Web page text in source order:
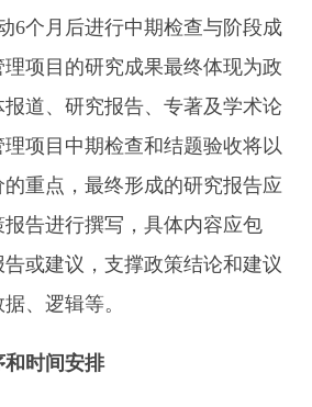
6个月后进行中期检查与阶段成
项目的研究成果最终体现为政
道、研究报告、专著及学术论
项目中期检查和结题验收将以
重点，最终形成的研究报告应
报告进行撰写，具体内容应包
或建议，支撑政策结论和建议
、逻辑等。
时间安排